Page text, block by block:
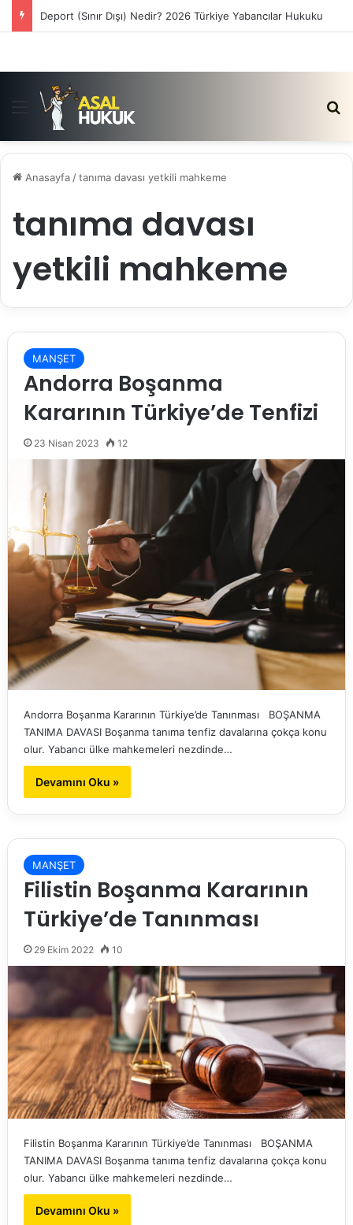
Deport (Sınır Dışı) Nedir? 2026 Türkiye Yabancılar Hukuku
Menü
Anasayfa /tanıma davası yetkili mahkeme
tanıma davası
yetkili mahkeme
MANŞET
Andorra Boşanma
Kararının Türkiye’de Tenfizi
23 Nisan 2023 12
Andorra Boşanma Kararının Türkiye’de Tanınması BOŞANMA
TANIMA DAVASI Boşanma tanıma tenfiz davalarına çokça konu
olur. Yabancı ülke mahkemeleri nezdinde…
Devamını Oku »
MANŞET
Filistin Boşanma Kararının
Türkiye’de Tanınması
29 Ekim 2022 10
Filistin Boşanma Kararının Türkiye’de Tanınması BOŞANMA
TANIMA DAVASI Boşanma tanıma tenfiz davalarına çokça konu
olur. Yabancı ülke mahkemeleri nezdinde…
Devamını Oku »